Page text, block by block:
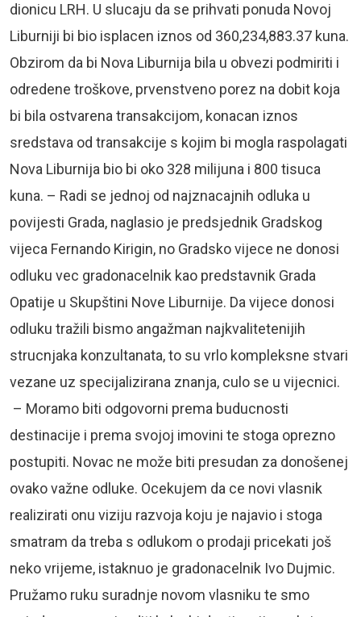
dionicu LRH. U slucaju da se prihvati ponuda Novoj
Liburniji bi bio isplacen iznos od 360,234,883.37 kuna.
Obzirom da bi Nova Liburnija bila u obvezi podmiriti i
odredene troškove, prvenstveno porez na dobit koja
bi bila ostvarena transakcijom, konacan iznos
sredstava od transakcije s kojim bi mogla raspolagati
Nova Liburnija bio bi oko 328 milijuna i 800 tisuca
kuna. – Radi se jednoj od najznacajnih odluka u
povijesti Grada, naglasio je predsjednik Gradskog
vijeca Fernando Kirigin, no Gradsko vijece ne donosi
odluku vec gradonacelnik kao predstavnik Grada
Opatije u Skupštini Nove Liburnije. Da vijece donosi
odluku tražili bismo angažman najkvalitetenijih
strucnjaka konzultanata, to su vrlo kompleksne stvari
vezane uz specijalizirana znanja, culo se u vijecnici.
– Moramo biti odgovorni prema buducnosti
destinacije i prema svojoj imovini te stoga oprezno
postupiti. Novac ne može biti presudan za donošenej
ovako važne odluke. Ocekujem da ce novi vlasnik
realizirati onu viziju razvoja koju je najavio i stoga
smatram da treba s odlukom o prodaji pricekati još
neko vrijeme, istaknuo je gradonacelnik Ivo Dujmic.
Pružamo ruku suradnje novom vlasniku te smo